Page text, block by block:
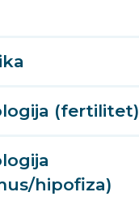
(fertilitet)
hipofiza)